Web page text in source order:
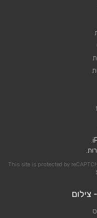
This site is protected by
צילום